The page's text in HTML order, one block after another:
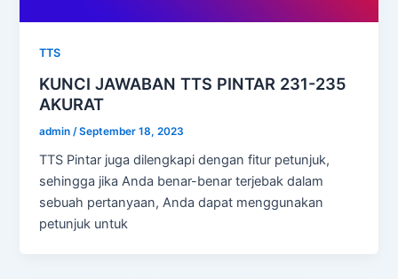
TTS
KUNCI JAWABAN TTS PINTAR 231-235
AKURAT
admin /September 18, 2023
TTS Pintar juga dilengkapi dengan fitur petunjuk,
sehingga jika Anda benar-benar terjebak dalam
sebuah pertanyaan, Anda dapat menggunakan
petunjuk untuk